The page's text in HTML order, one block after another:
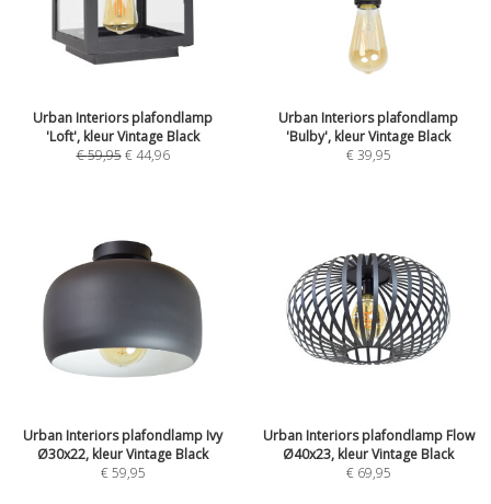
Urban Interiors plafondlamp
'Loft', kleur Vintage Black
€59,95 €44,96
Urban Interiors plafondlamp
'Bulby', kleur Vintage Black
€39,95
Urban Interiors plafondlamp Ivy
Ø30x22, kleur Vintage Black
€59,95
Urban Interiors plafondlamp Flow
Ø40x23, kleur Vintage Black
€ 69,95